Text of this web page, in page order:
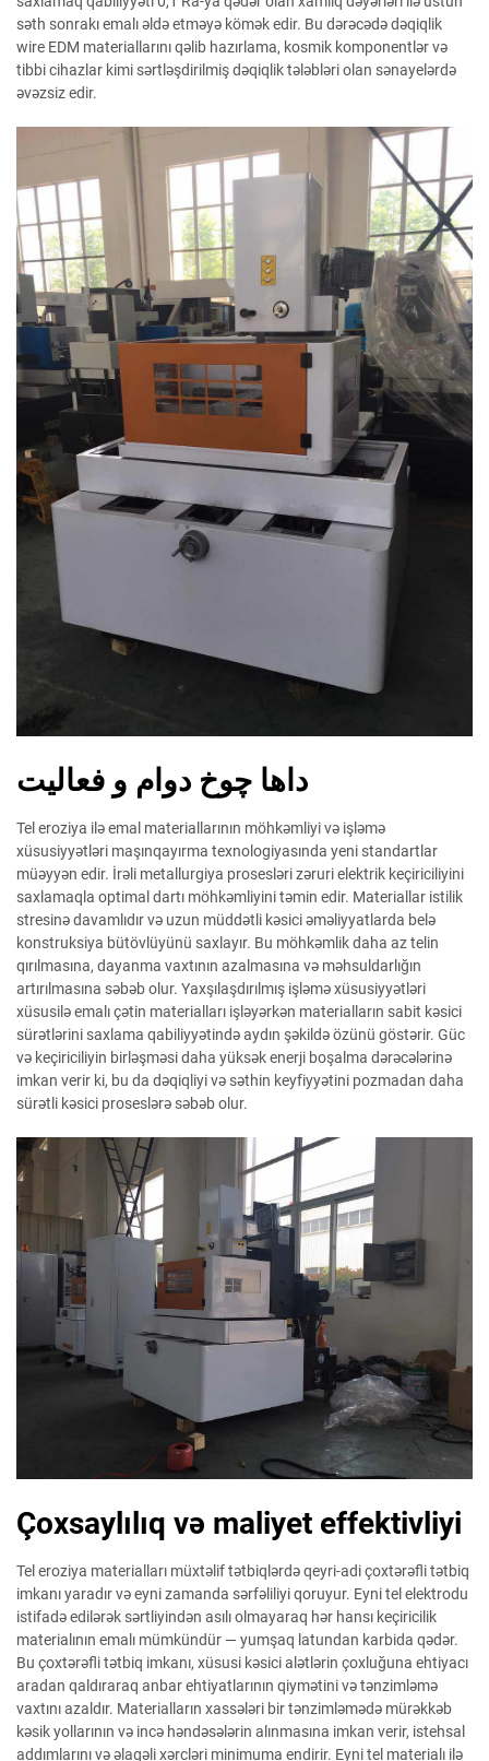
səth sonrakı emalı əldə etməyə kömək edir. Bu dərəcədə dəqiqlik
wire EDM materiallarını qəlib hazırlama, kosmik komponentlər və
tibbi cihazlar kimi sərtləşdirilmiş dəqiqlik tələbləri olan sənayelərdə
əvəzsiz edir.
داها چوخ دوام و فعالیت
Tel eroziya ilə emal materiallarının möhkəmliyi və işləmə
xüsusiyyətləri maşınqayırma texnologiyasında yeni standartlar
müəyyən edir. İrəli metallurgiya prosesləri zəruri elektrik keçiriciliyini
saxlamaqla optimal dartı möhkəmliyini təmin edir. Materiallar istilik
stresinə davamlıdır və uzun müddətli kəsici əməliyyatlarda belə
konstruksiya bütövlüyünü saxlayır. Bu möhkəmlik daha az telin
qırılmasına, dayanma vaxtının azalmasına və məhsuldarlığın
artırılmasına səbəb olur. Yaxşılaşdırılmış işləmə xüsusiyyətləri
xüsusilə emalı çətin materialları işləyərkən materialların sabit kəsici
sürətlərini saxlama qabiliyyətində aydın şəkildə özünü göstərir. Güc
və keçiriciliyin birləşməsi daha yüksək enerji boşalma dərəcələrinə
imkan verir ki, bu da dəqiqliyi və səthin keyfiyyətini pozmadan daha
sürətli kəsici proseslərə səbəb olur.
Çoxsaylılıq və maliyet effektivliyi
Tel eroziya materialları müxtəlif tətbiqlərdə qeyri-adi çoxtərəfli tətbiq
imkanı yaradır və eyni zamanda sərfəliliyi qoruyur. Eyni tel elektrodu
istifadə edilərək sərtliyindən asılı olmayaraq hər hansı keçiricilik
materialının emalı mümkündür — yumşaq latundan karbida qədər.
Bu çoxtərəfli tətbiq imkanı, xüsusi kəsici alətlərin çoxluğuna ehtiyacı
aradan qaldıraraq anbar ehtiyatlarının qiymətini və tənzimləmə
vaxtını azaldır. Materialların xassələri bir tənzimləmədə mürəkkəb
kəsik yollarının və incə həndəsələrin alınmasına imkan verir, istehsal
addımlarını və əlaqəli xərcləri minimuma endirir. Eyni tel materialı ilə